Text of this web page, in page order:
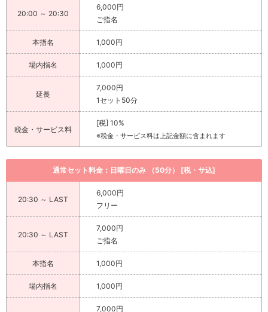
20:00 ～ 20:30
6,000円
ご指名
本指名 1,000円
場内指名 1,000円
延長
7,000円
1セット50分
税金・サービス料
[税] 10%
※税金・サービス料は上記金額に含まれます
通常セット料金：日曜日のみ （50分） [税・サ込]
20:30 ～ LAST
6,000円
フリー
20:30 ～ LAST
7,000円
ご指名
本指名 1,000円
場内指名 1,000円
7,000円